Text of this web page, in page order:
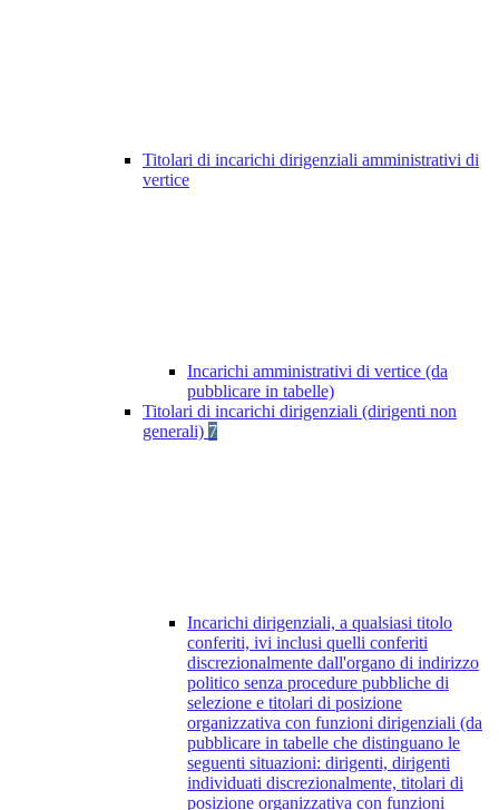
Titolari di incarichi dirigenziali amministrativi di
vertice
Incarichi amministrativi di vertice (da
pubblicare in tabelle)
Titolari di incarichi dirigenziali (dirigenti non
generali) 7
Incarichi dirigenziali, a qualsiasi titolo
conferiti, ivi inclusi quelli conferiti
discrezionalmente dall'organo di indirizzo
politico senza procedure pubbliche di
selezione e titolari di posizione
organizzativa con funzioni dirigenziali (da
pubblicare in tabelle che distinguano le
seguenti situazioni: dirigenti, dirigenti
individuati discrezionalmente, titolari di
posizione organizzativa con funzioni